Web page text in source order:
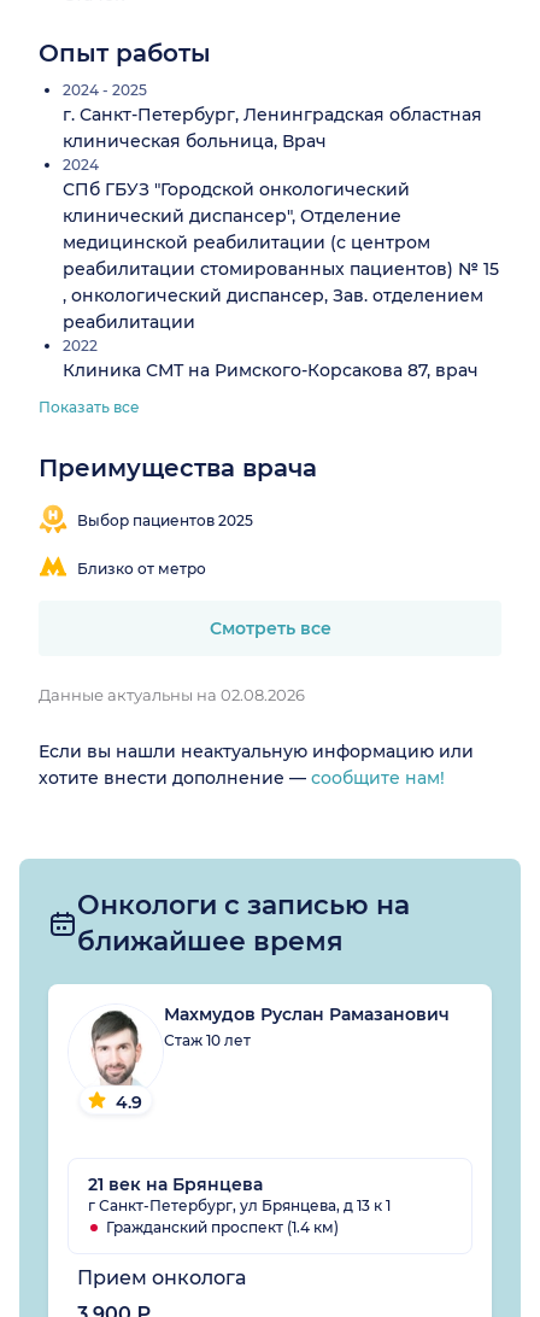
Опыт работы
2024 - 2025
г. Санкт-Петербург, Ленинградская областная
клиническая больница, Врач
2024
СПб ГБУЗ "Городской онкологический
клинический диспансер", Отделение
медицинской реабилитации (с центром
реабилитации стомированных пациентов) № 15
, онкологический диспансер, Зав. отделением
реабилитации
2022
Клиника СМТ на Римского-Корсакова 87, врач
Показать все
Преимущества врача
Выбор пациентов 2025
Близко от метро
Смотреть все
Данные актуальны на 02.08.2026
Если вы нашли неактуальную информацию или
хотите внести дополнение — сообщите нам!
Онкологи с записью на
ближайшее время
4.9
Махмудов Руслан Рамазанович
Стаж 10 лет
21 век на Брянцева
г Санкт-Петербург, ул Брянцева, д 13 к 1
Гражданский проспект (1.4 км)
Прием онколога